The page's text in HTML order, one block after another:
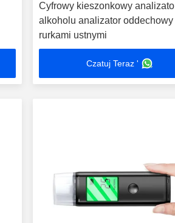
Cyfrowy kieszonkowy
alkoholu analizator oddechowy
rurkami ustnymi
Czatuj Teraz '